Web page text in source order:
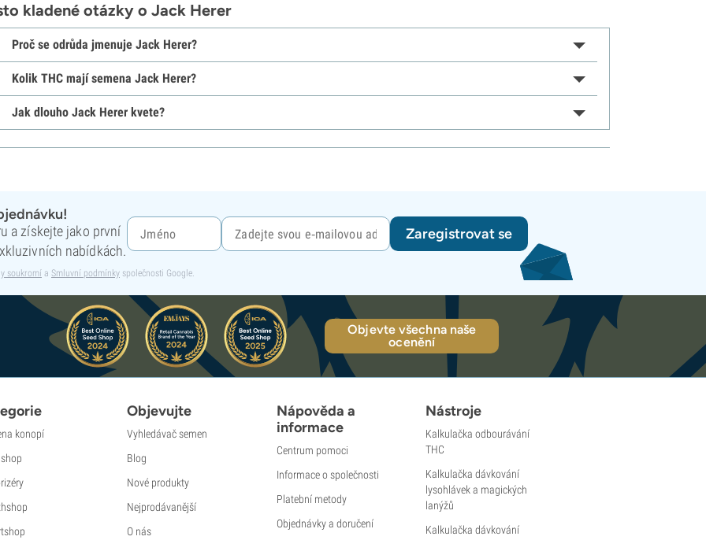
kladené otázky o Jack Herer
Proč se odrůda jmenuje Jack Herer?
Kolik THC mají semena Jack Herer?
Jak dlouho Jack Herer kvete?
a získejte jako první
nabídkách.
Zaregistrovat se
soukromí a Smluvní podmínky společnosti Google.
Objevte všechna naše
ocenění
konopí
Objevujte
Vyhledávač semen
Blog
Nové produkty
Nejprodávanější
O nás
Nápověda a
informace
Centrum pomoci
Informace o společnosti
Platební metody
Objednávky a doručení
Nástroje
Kalkulačka odbourávání
THC
Kalkulačka dávkování
lysohlávek a magických
lanýžů
Kalkulačka dávkování